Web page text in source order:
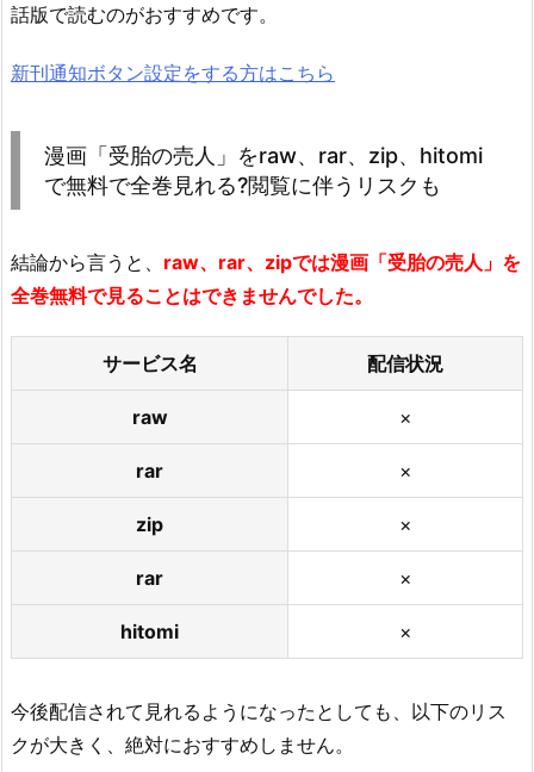
話版で読むのがおすすめです。
新刊通知ボタン設定をする方はこちら
漫画「受胎の売人」をraw、rar、zip、hitomi
で無料で全巻見れる?閲覧に伴うリスクも
結論から言うと、 raw、rar、zipでは漫画「受胎の売人」を
全巻無料で見ることはできませんでした。
サービス名 配信状況
raw ×
rar ×
zip ×
rar ×
hitomi ×
今後配信されて見れるようになったとしても、以下のリス
クが大きく、絶対におすすめしません。